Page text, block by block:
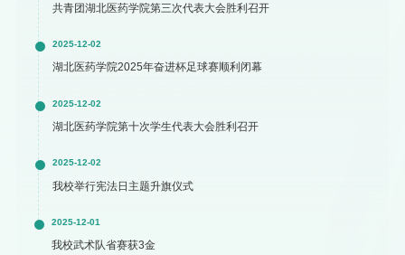
共青团湖北医药学院第三次代表大会胜利召开
2025-12-02
湖北医药学院2025年奋进杯足球赛顺利闭幕
2025-12-02
湖北医药学院第十次学生代表大会胜利召开
2025-12-02
我校举行宪法日主题升旗仪式
2025-12-01
我校武术队省赛获3金